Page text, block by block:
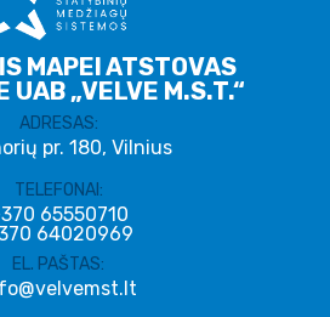
MAPEI ATSTOVAS
UAB „VELVE M.S.T.“
ADRESAS:
pr. 180, Vilnius
TELEFONAI:
65550710
64020969
EL. PAŠTAS: